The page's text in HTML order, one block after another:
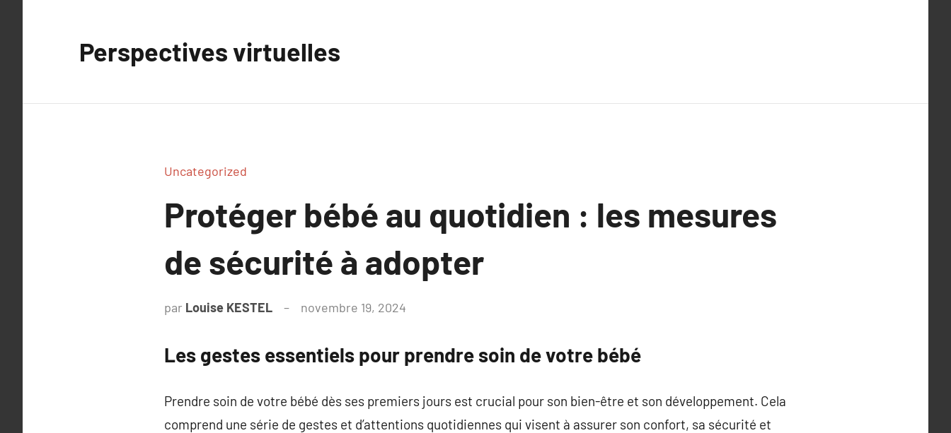
Perspectives virtuelles
Uncategorized
Protéger bébé au quotidien : les mesures
de sécurité à adopter
par Louise KESTEL novembre 19, 2024
Les gestes essentiels pour prendre soin de votre bébé
Prendre soin de votre bébé dès ses premiers jours est crucial pour son bien-être et son développement. Cela
comprend une série de gestes et d’attentions quotidiennes qui visent à assurer son confort, sa sécurité et